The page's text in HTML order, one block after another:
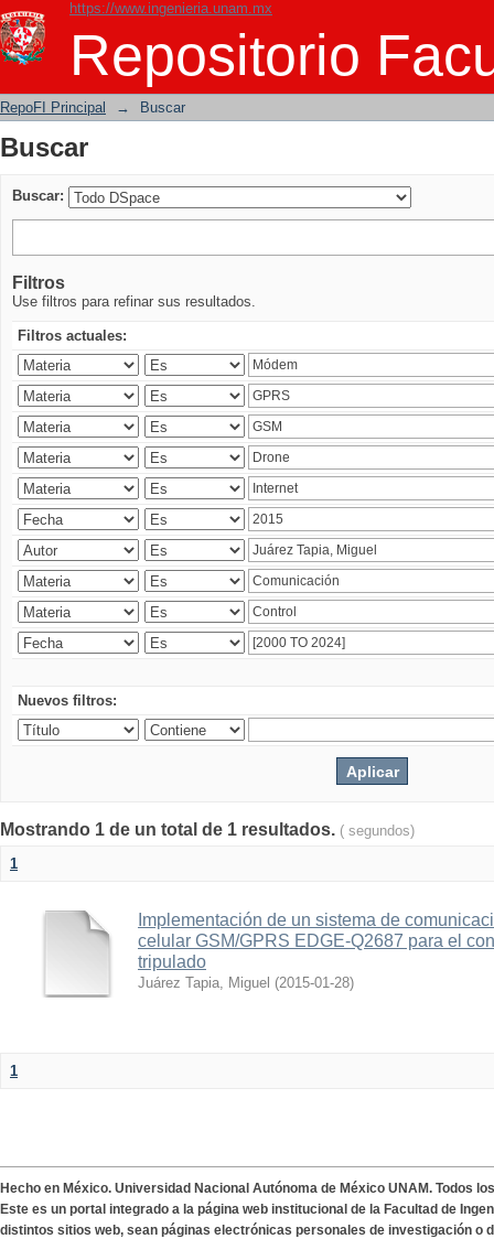
https://www.ingenieria.unam.mx
Repositorio
Buscar
RepoFI Principal → Buscar
Buscar
Buscar:
Filtros
Use filtros para refinar sus resultados.
Filtros actuales:
Nuevos filtros:
Mostrando 1 de un total de 1 resultados. ( segundos)
1
Implementación de un sistema de
celular GSM/GPRS EDGE-Q2687 para el
tripulado
Juárez Tapia, Miguel (2015-01-28)
1
Hecho en México. Universidad Nacional Autónoma de México UNAM. Todos
Este es un portal integrado a la página web institucional de la Facultad de
distintos sitios web, sean páginas electrónicas personales de investigación o